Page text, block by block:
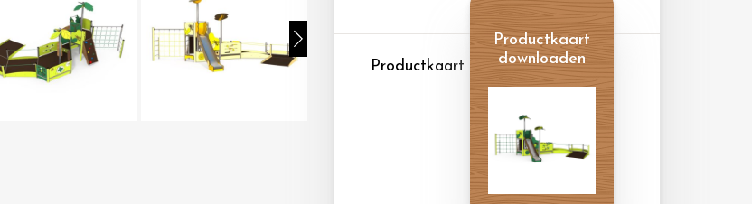
Productkaart
Productkaart
downloaden